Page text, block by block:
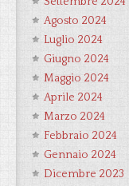
Agosto 2024
Luglio 2024
Giugno 2024
Maggio 2024
Aprile 2024
Marzo 2024
Febbraio 2024
Gennaio 2024
Dicembre 2023